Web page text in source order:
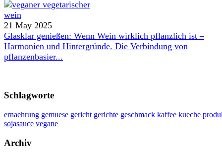
21 May 2025
Glasklar genießen: Wenn Wein wirklich pflanzlich ist –
Harmonien und Hintergründe. Die Verbindung von
pflanzenbasier...
Schlagworte
ernaehrung gemuese gericht gerichte geschmack kaffee kueche
sojasauce vegane
Archiv